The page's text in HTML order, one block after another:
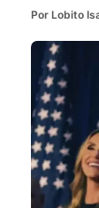
Por Lobito